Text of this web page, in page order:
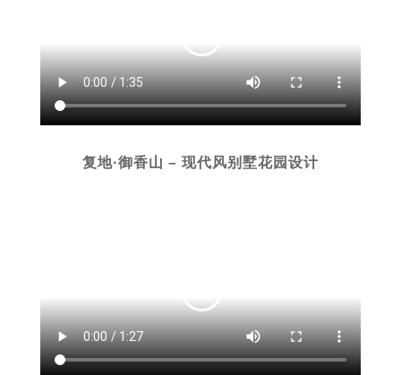
复地·御香山 – 现代风别墅花园设计